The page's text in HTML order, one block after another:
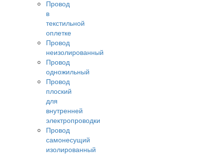
Провод
в
текстильной
оплетке
Провод
неизолированный
Провод
одножильный
Провод
плоский
для
внутренней
электропроводки
Провод
самонесущий
изолированный